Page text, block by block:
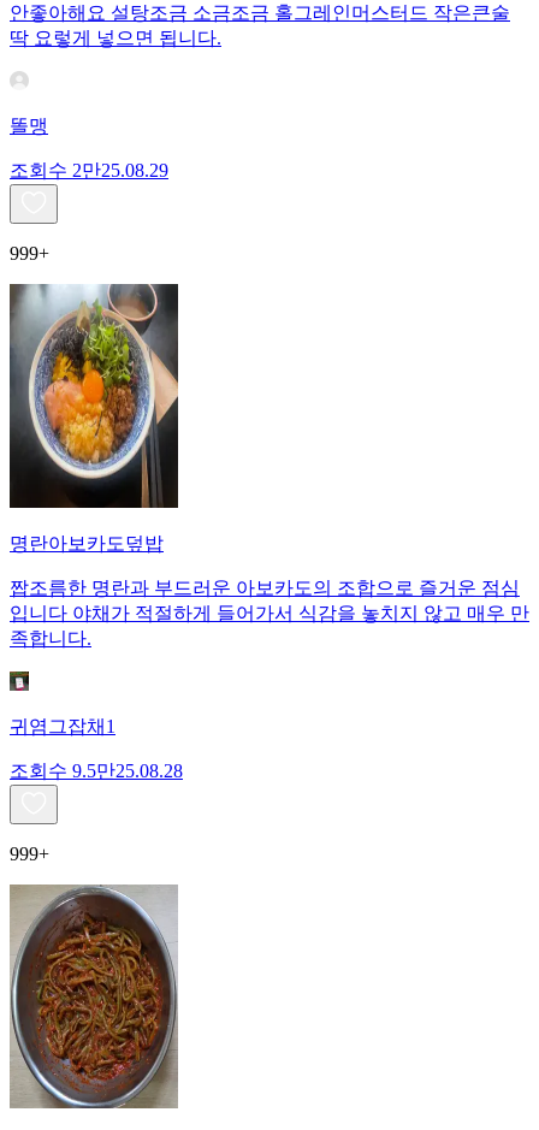
안좋아해요 설탕조금 소금조금 홀그레인머스터드 작은큰술
딱 요렇게 넣으면 됩니다.
똘맹
조회수 2만25.08.29
999+
명란아보카도덮밥
짭조름한 명란과 부드러운 아보카도의 조합으로 즐거운 점심
입니다 야채가 적절하게 들어가서 식감을 놓치지 않고 매우 만
족합니다.
귀염그잡채1
조회수 9.5만25.08.28
999+